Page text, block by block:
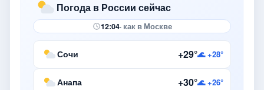
Погода в России сейчас
12:04· как в Москве
Сочи +29°🌊 +28°
Анапа +30°🌊 +26°